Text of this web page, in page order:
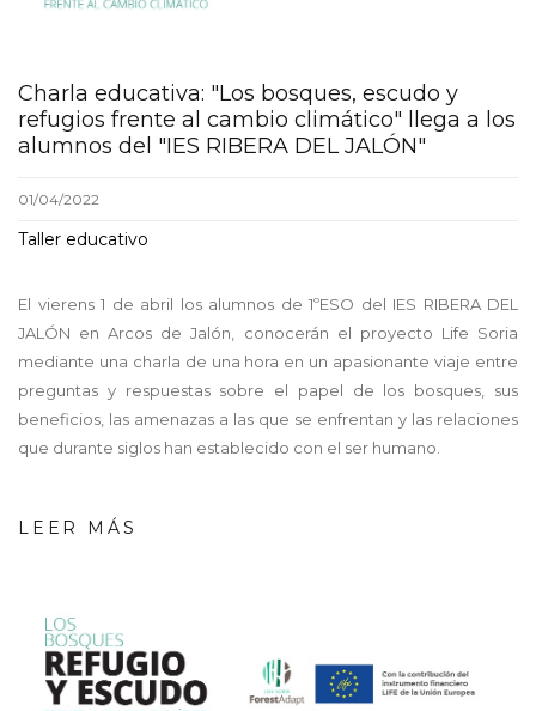
Charla educativa: "Los bosques, escudo y
refugios frente al cambio climático" llega a los
alumnos del "IES RIBERA DEL JALÓN"
01/04/2022
Taller educativo
El vierens 1 de abril los alumnos de 1ºESO del IES RIBERA DEL
JALÓN en Arcos de Jalón, conocerán el proyecto Life Soria
mediante una charla de una hora en un apasionante viaje entre
preguntas y respuestas sobre el papel de los bosques, sus
beneficios, las amenazas a las que se enfrentan y las relaciones
que durante siglos han establecido con el ser humano.
LEER MÁS
screenshot_-